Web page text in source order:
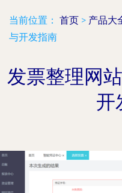
当前位置： 首页 > 产品大
与开发指南
发票整理网
开